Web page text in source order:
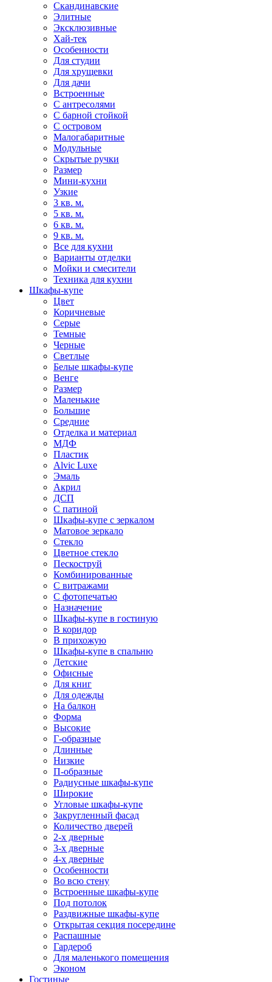
Скандинавские
Элитные
Эксклюзивные
Хай-тек
Особенности
Для студии
Для хрущевки
Для дачи
Встроенные
С антресолями
С барной стойкой
С островом
Малогабаритные
Модульные
Скрытые ручки
Размер
Мини-кухни
Узкие
3 кв. м.
5 кв. м.
6 кв. м.
9 кв. м.
Все для кухни
Варианты отделки
Мойки и смесители
Техника для кухни
Шкафы-купе
Цвет
Коричневые
Серые
Темные
Черные
Светлые
Белые шкафы-купе
Венге
Размер
Маленькие
Большие
Средние
Отделка и материал
МДФ
Пластик
Alvic Luxe
Эмаль
Акрил
ДСП
С патиной
Шкафы-купе с зеркалом
Матовое зеркало
Стекло
Цветное стекло
Пескоструй
Комбинированные
С витражами
С фотопечатью
Назначение
Шкафы-купе в гостиную
В коридор
В прихожую
Шкафы-купе в спальню
Детские
Офисные
Для книг
Для одежды
На балкон
Форма
Высокие
Г-образные
Длинные
Низкие
П-образные
Радиусные шкафы-купе
Широкие
Угловые шкафы-купе
Закругленный фасад
Количество дверей
2-х дверные
3-х дверные
4-х дверные
Особенности
Во всю стену
Встроенные шкафы-купе
Под потолок
Раздвижные шкафы-купе
Открытая секция посередине
Распашные
Гардероб
Для маленького помещения
Эконом
Гостиные